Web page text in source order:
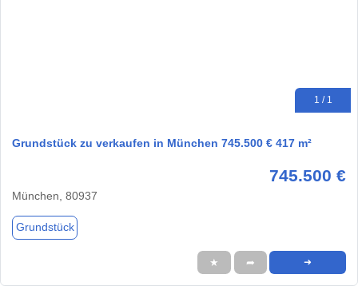
1 / 1
Grundstück zu verkaufen in München 745.500 € 417 m²
745.500 €
München, 80937
Grundstück
★ ➦ ➜